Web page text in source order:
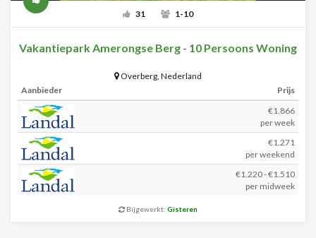
31 1-10
Vakantiepark Amerongse Berg - 10 Persoons Woning
Overberg, Nederland
Aanbieder
Prijs
€1.866
per week
€1.271
per weekend
€1.220 - €1.510
per midweek
Bijgewerkt: Gisteren